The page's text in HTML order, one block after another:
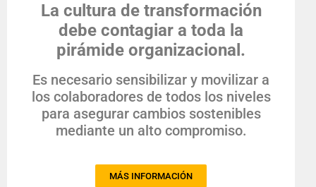
La cultura de transformación
debe contagiar a toda la
pirámide organizacional.
Es necesario sensibilizar y movilizar a
los colaboradores de todos los niveles
para asegurar cambios sostenibles
mediante un alto compromiso.
MÁS INFORMACIÓN